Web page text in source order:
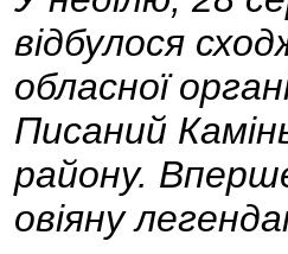
відбулося
обласної
Писаний
району.
овіяну